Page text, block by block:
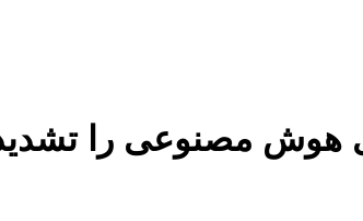
هوش مصنوعی را